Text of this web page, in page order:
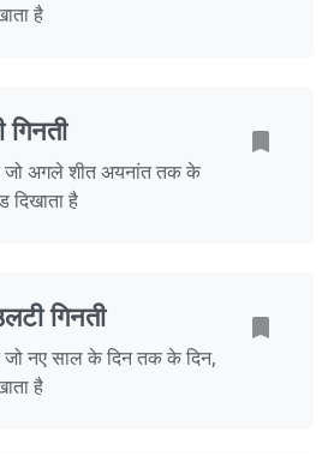
है
जो अगले शीत अयनांत तक के
है
गिनती
जो नए साल के दिन तक के दिन,
है